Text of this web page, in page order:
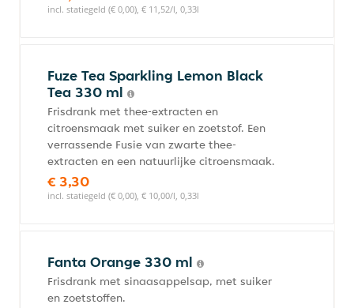
incl. statiegeld (€ 0,00), € 11,52/l, 0,33l
Fuze Tea Sparkling Lemon Black
Tea 330 ml
Frisdrank met thee-extracten en
citroensmaak met suiker en zoetstof. Een
verrassende Fusie van zwarte thee-
extracten en een natuurlijke citroensmaak.
€ 3,30
incl. statiegeld (€ 0,00), € 10,00/l, 0,33l
Fanta Orange 330 ml
Frisdrank met sinaasappelsap, met suiker
en zoetstoffen.